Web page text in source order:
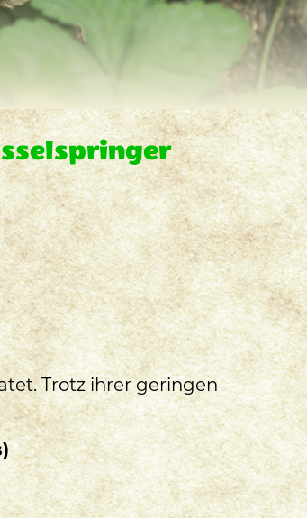
Trotz ihrer geringen